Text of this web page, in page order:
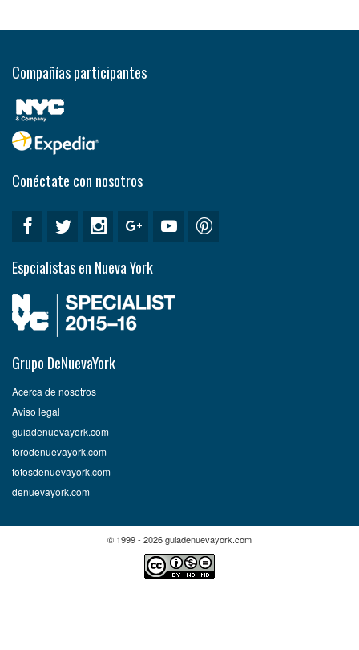
Compañías participantes
Conéctate con nosotros
Espcialistas en Nueva York
Grupo DeNuevaYork
Acerca de nosotros
Aviso legal
guiadenuevayork.com
forodenuevayork.com
fotosdenuevayork.com
denuevayork.com
© 1999 - 2026 guiadenuevayork.com